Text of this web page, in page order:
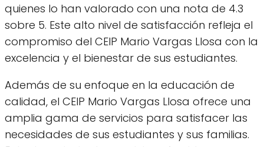
quienes lo han valorado con una nota de 4.3
sobre 5. Este alto nivel de satisfacción refleja el
compromiso del CEIP Mario Vargas Llosa con la
excelencia y el bienestar de sus estudiantes.
Además de su enfoque en la educación de
calidad, el CEIP Mario Vargas Llosa ofrece una
amplia gama de servicios para satisfacer las
necesidades de sus estudiantes y sus familias.